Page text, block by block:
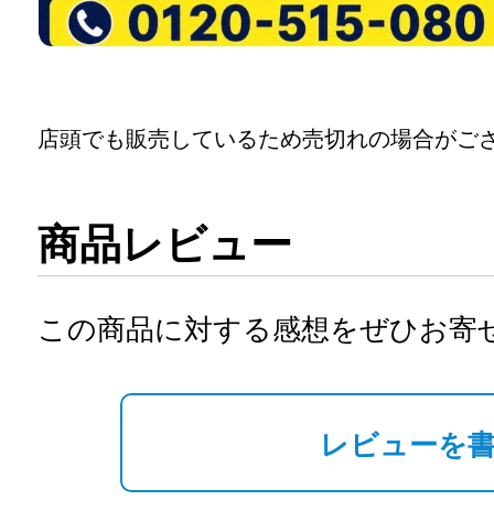
店頭でも販売しているため売切れの場合がご
商品レビュー
この商品に対する感想をぜひお寄
レビューを